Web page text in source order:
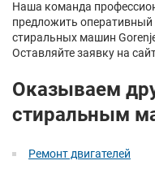
Наша команда
предложить
стиральных машин
Оставляйте заявку на
Оказываем
стиральным
Ремонт двигателей